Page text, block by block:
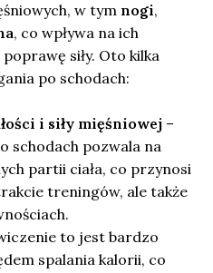
w tym nogi,
, co wpływa na ich
siły. Oto kilka
po schodach:
i siły mięśniowej –
schodach pozwala na
partii ciała, co przynosi
treningów, ale także
to jest bardzo
spalania kalorii, co